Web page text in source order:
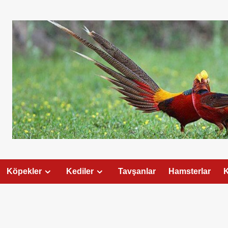
Köpekler Kediler Tavşanlar Hamsterlar